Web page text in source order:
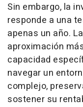
Sin embargo, la
responde a una
apenas un año.
aproximación
capacidad
navegar un
complejo,
sostener su